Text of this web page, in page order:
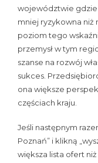
województwie gdzie
mniej ryzykowna niż
poziom tego
przemysł w tym
szanse na rozwój
sukces.
ona większe
częściach kraju.
Jeśli następnym
Poznań” i klikną
większa lista ofert